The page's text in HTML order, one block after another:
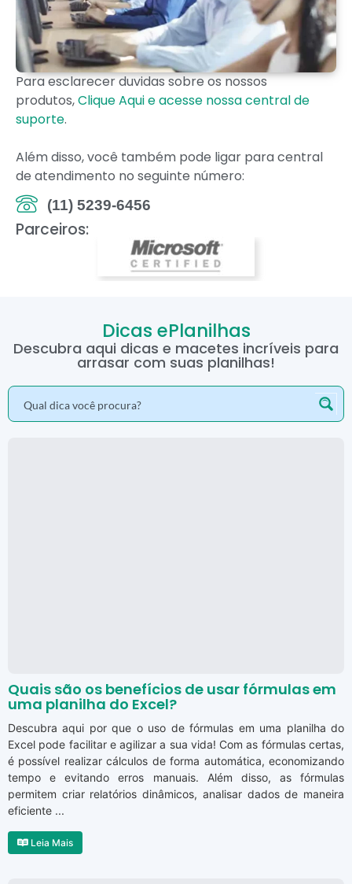
Para esclarecer duvidas sobre os nossos
produtos,Clique Aqui e acesse nossa central de
suporte.
Além disso, você também pode ligar para central
de atendimento no seguinte número:
(11) 5239-6456
Parceiros:
Dicas ePlanilhas
Descubra aqui dicas e macetes incríveis para
arrasar com suas planilhas!
Quais são os benefícios de usar fórmulas em
uma planilha do Excel?
Descubra aqui por que o uso de fórmulas em uma planilha do
Excel pode facilitar e agilizar a sua vida! Com as fórmulas certas,
é possível realizar cálculos de forma automática, economizando
tempo e evitando erros manuais. Além disso, as fórmulas
permitem criar relatórios dinâmicos, analisar dados de maneira
eficiente ...
Leia Mais